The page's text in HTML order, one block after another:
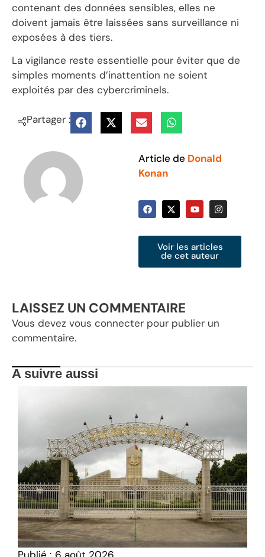
contenant des données sensibles, elles ne
doivent jamais être laissées sans surveillance ni
exposées à des tiers.
La vigilance reste essentielle pour éviter que de
simples moments d’inattention ne soient
exploités par des cybercriminels.
Partager :
Article de Donald
Konan
Voir les articles
de cet auteur
LAISSEZ UN COMMENTAIRE
Vous devez vous connecter pour publier un
commentaire.
A suivre aussi